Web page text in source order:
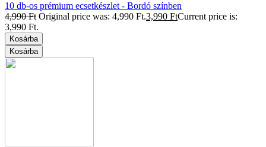
10 db-os prémium ecsetkészlet - Bordó színben
4,990Ft Original price was: 4,990 Ft.3,990 FtCurrent price is:
3,990 Ft.
Kosárba
Kosárba